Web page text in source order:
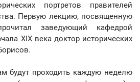
портретов правителей
Первую лекцию, посвященную
заведующий кафедрой
ХIХ века доктор исторических
будут проходить каждую неделю